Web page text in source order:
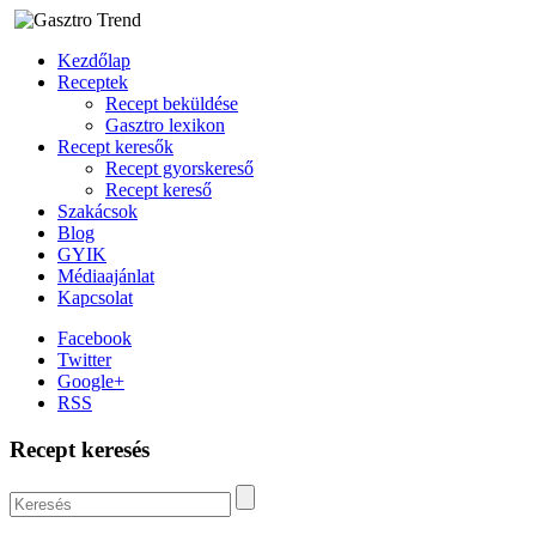
Kezdőlap
Receptek
Recept beküldése
Gasztro lexikon
Recept keresők
Recept gyorskereső
Recept kereső
Szakácsok
Blog
GYIK
Médiaajánlat
Kapcsolat
Facebook
Twitter
Google+
RSS
Recept keresés